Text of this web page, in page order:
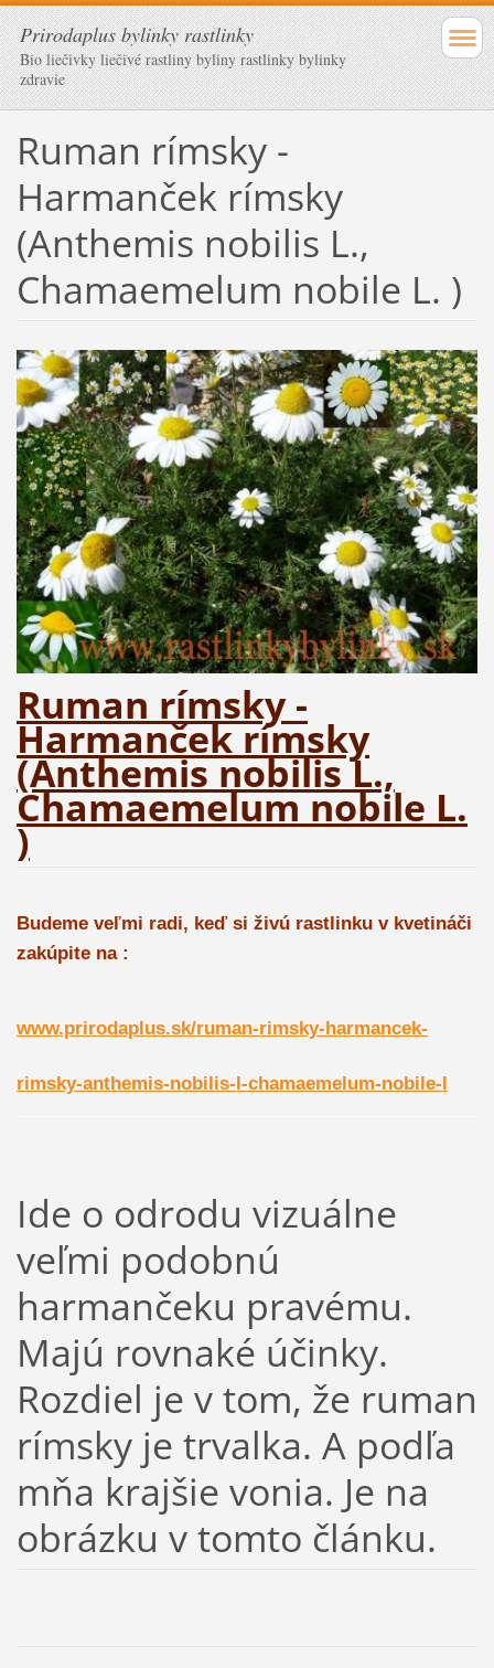
Prirodaplus bylinky rastlinky
Bio liečivky liečivé rastliny byliny rastlinky bylinky
zdravie
Ruman rímsky -
Harmanček rímsky
(Anthemis nobilis L.,
Chamaemelum nobile L. )
Ruman rímsky -
Harmanček rímsky
(Anthemis nobilis L.,
Chamaemelum nobile L.
)
Budeme veľmi radi, keď si živú rastlinku v kvetináči
zakúpite na :
www.prirodaplus.sk/ruman-rimsky-harmancek-
rimsky-anthemis-nobilis-l-chamaemelum-nobile-l
Ide o odrodu vizuálne
veľmi podobnú
harmančeku pravému.
Majú rovnaké účinky.
Rozdiel je v tom, že ruman
rímsky je trvalka. A podľa
mňa krajšie vonia. Je na
obrázku v tomto článku.